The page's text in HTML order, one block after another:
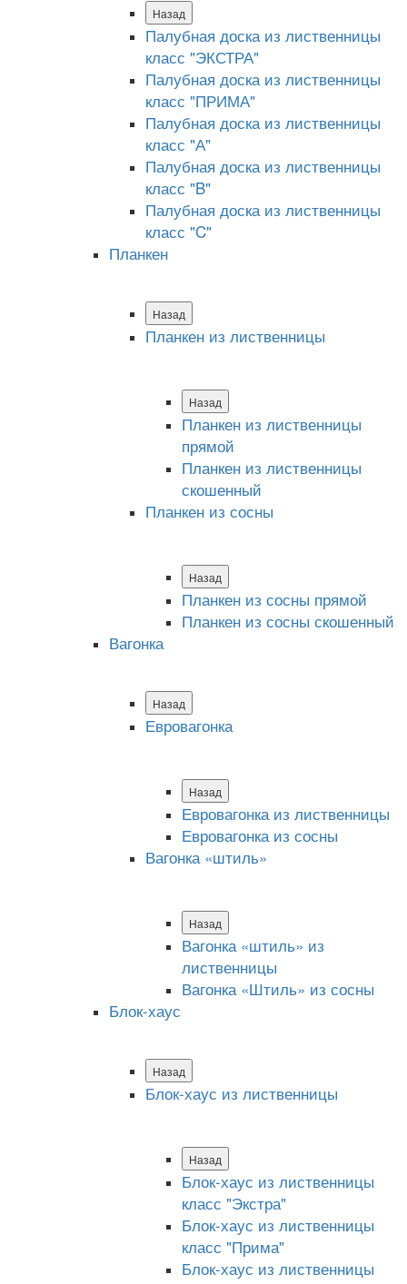
Назад
Палубная доска из лиственницы
класс "ЭКСТРА"
Палубная доска из лиственницы
класс "ПРИМА"
Палубная доска из лиственницы
класс "А"
Палубная доска из лиственницы
класс "B"
Палубная доска из лиственницы
класс "C"
Планкен
Назад
Планкен из лиственницы
Назад
Планкен из лиственницы
прямой
Планкен из лиственницы
скошенный
Планкен из сосны
Назад
Планкен из сосны прямой
Планкен из сосны скошенный
Вагонка
Назад
Евровагонка
Назад
Евровагонка из лиственницы
Евровагонка из сосны
Вагонка «штиль»
Назад
Вагонка «штиль» из
лиственницы
Вагонка «Штиль» из сосны
Блок-хаус
Назад
Блок-хаус из лиственницы
Назад
Блок-хаус из лиственницы
класс "Экстра"
Блок-хаус из лиственницы
класс "Прима"
Блок-хаус из лиственницы